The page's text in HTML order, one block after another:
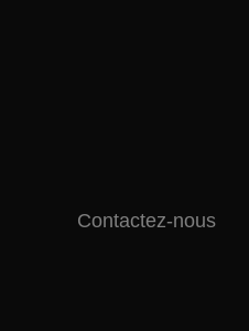
Contactez-nous